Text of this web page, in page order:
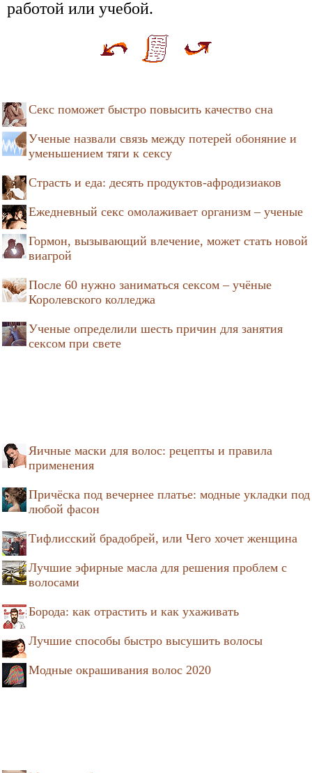
работой или учебой.
Секс поможет быстро повысить качество сна
Ученые назвали связь между потерей обоняние и
уменьшением тяги к сексу
Страсть и еда: десять продуктов-афродизиаков
Ежедневный секс омолаживает организм – ученые
Гормон, вызывающий влечение, может стать новой
виагрой
После 60 нужно заниматься сексом – учёные
Королевского колледжа
Ученые определили шесть причин для занятия
сексом при свете
Яичные маски для волос: рецепты и правила
применения
Причёска под вечернее платье: модные укладки под
любой фасон
Тифлисский брадобрей, или Чего хочет женщина
Лучшие эфирные масла для решения проблем с
волосами
Борода: как отрастить и как ухаживать
Лучшие способы быстро высушить волосы
Модные окрашивания волос 2020